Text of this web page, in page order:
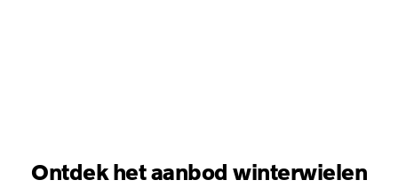
Ontdek het aanbod winterwielen